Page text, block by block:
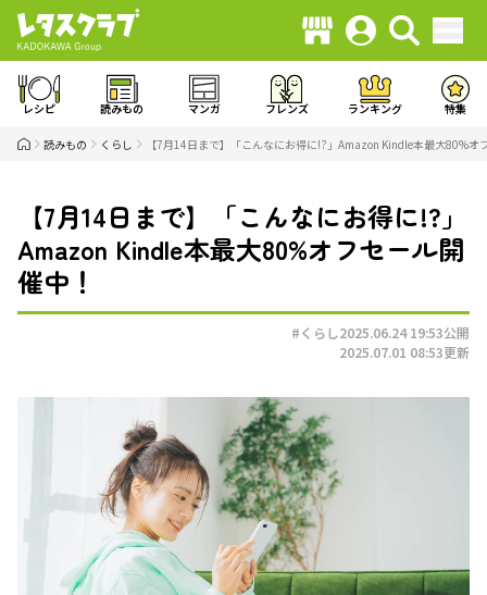
レシピ 読みもの マンガ フレンズ ランキング 特集
読みもの くらし 【7月14日まで】「こんなにお得に!?」Amazon Kindle本最大80%オ
【7月14日まで】「こんなにお得に!?」
Amazon Kindle本最大80%オフセール開
催中！
#くらし2025.06.24 19:53公開
2025.07.01 08:53更新